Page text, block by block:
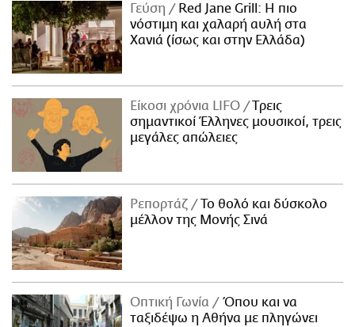
Γεύση
Red Jane Grill: Η πιο
νόστιμη και χαλαρή αυλή στα
Χανιά (ίσως και στην Ελλάδα)
Είκοσι χρόνια LIFO
Tρεις
σημαντικοί Έλληνες μουσικοί, τρεις
μεγάλες απώλειες
Ρεπορτάζ
Το θολό και δύσκολο
μέλλον της Μονής Σινά
Οπτική Γωνία
Όπου και να
ταξιδέψω η Αθήνα με πληγώνει